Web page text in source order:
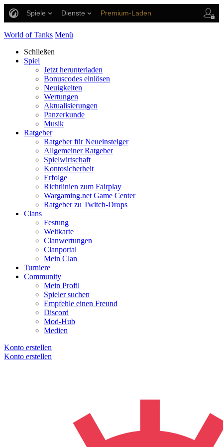
Spiele Dienste Premium-Laden
World of Tanks Menü
Schließen
Spiel
Jetzt herunterladen
Bonuscodes einlösen
Neuigkeiten
Wertungen
Aktualisierungen
Panzerkunde
Musik
Ratgeber
Ratgeber für Neueinsteiger
Allgemeiner Ratgeber
Spielwirtschaft
Kontosicherheit
Erfolge
Richtlinien zum Fairplay
Wargaming.net Game Center
Ratgeber zu Twitch-Drops
Clans
Festung
Weltkarte
Clanwertungen
Clanportal
Mein Clan
Turniere
Community
Mein Profil
Spieler suchen
Empfehle einen Freund
Discord
Mod-Hub
Medien
Konto erstellen
Konto erstellen